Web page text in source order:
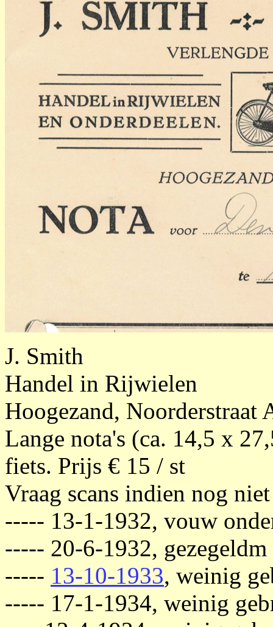
J. Smith
Handel in Rijwielen
Hoogezand, Noorderstraat
Lange nota's (ca. 14,5 x
fiets. Prijs € 15 / st
Vraag scans indien nog
----- 13-1-1932, vouw
----- 20-6-1932,
----- 13-10-1933, weinig
----- 17-1-1934, weinig